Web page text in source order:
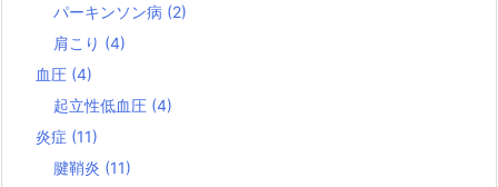
パーキンソン病 (2)
肩こり (4)
血圧 (4)
起立性低血圧 (4)
炎症 (11)
腱鞘炎 (11)